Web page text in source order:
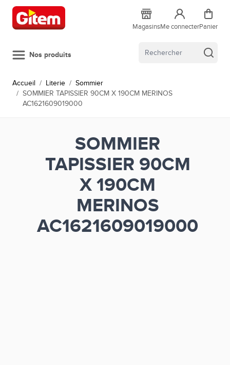
Allez au contenu
MagasinsMe connecterPanier
Nos produits
Accueil / Literie / Sommier
/ SOMMIER TAPISSIER 90CM X 190CM MERINOS
AC1621609019000
SOMMIER
TAPISSIER 90CM
X 190CM
MERINOS
AC1621609019000